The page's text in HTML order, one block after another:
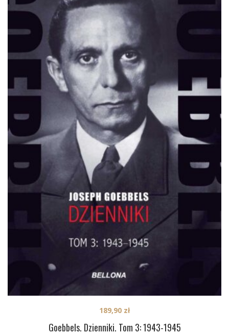
Goebbels. Dzienniki. Tom 3: 1943-1945
189,90 zł